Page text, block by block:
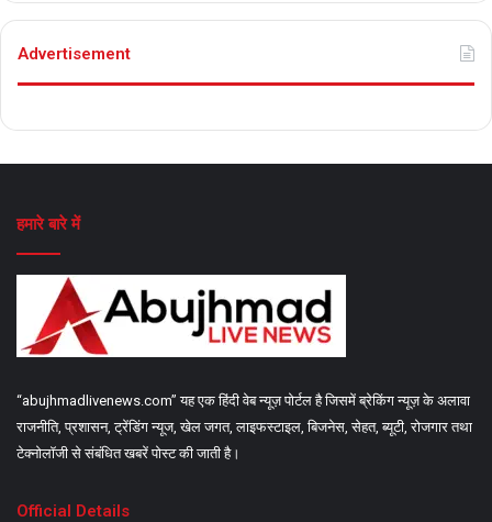
Advertisement
हमारे बारे में
“abujhmadlivenews.com” यह एक हिंदी वेब न्यूज़ पोर्टल है जिसमें ब्रेकिंग न्यूज़ के अलावा
राजनीति, प्रशासन, ट्रेंडिंग न्यूज, खेल जगत, लाइफस्टाइल, बिजनेस, सेहत, ब्यूटी, रोजगार तथा
टेक्नोलॉजी से संबंधित खबरें पोस्ट की जाती है।
Official Details